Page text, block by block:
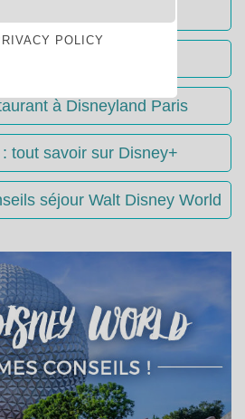
: informations
Paris
à Disneyland Paris
tout savoir sur Disney+
séjour Walt Disney World
POLICY